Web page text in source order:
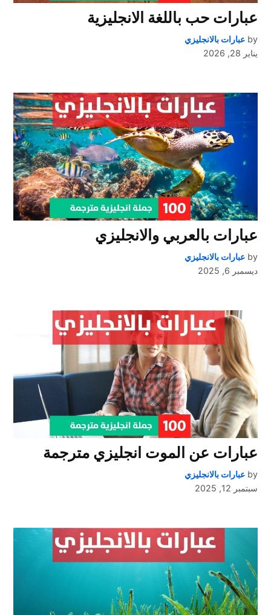
عبارات حب باللغة الانجليزية
by عبارات بالانجليزي
يناير 28, 2026
عبارات بالعربي والانجليزي
by عبارات بالانجليزي
ديسمبر 6, 2025
عبارات عن الموت انجليزي مترجمة
by عبارات بالانجليزي
سبتمبر 12, 2025